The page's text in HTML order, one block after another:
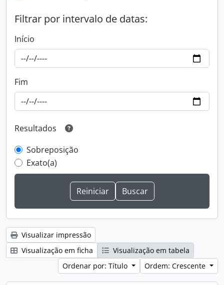
Filtrar por intervalo de datas:
Início
Fim
Resultados
Sobreposição
Exato(a)
Visualizar impressão
Visualização em ficha
Visualização em tabela
Ordenar por: Título
Ordem: Crescente